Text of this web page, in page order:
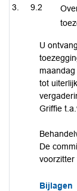
9.2
U
tot
Griffie
De
voorzitter
Bijlagen